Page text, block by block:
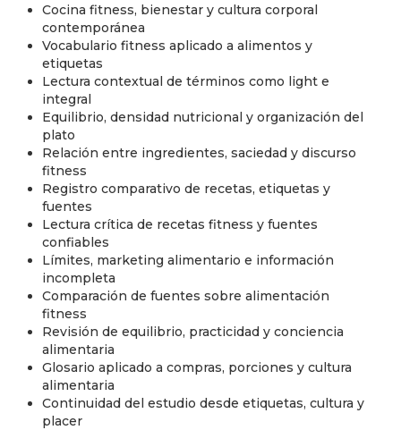
Cocina fitness, bienestar y cultura corporal
contemporánea
Vocabulario fitness aplicado a alimentos y
etiquetas
Lectura contextual de términos como light e
integral
Equilibrio, densidad nutricional y organización del
plato
Relación entre ingredientes, saciedad y discurso
fitness
Registro comparativo de recetas, etiquetas y
fuentes
Lectura crítica de recetas fitness y fuentes
confiables
Límites, marketing alimentario e información
incompleta
Comparación de fuentes sobre alimentación
fitness
Revisión de equilibrio, practicidad y conciencia
alimentaria
Glosario aplicado a compras, porciones y cultura
alimentaria
Continuidad del estudio desde etiquetas, cultura y
placer